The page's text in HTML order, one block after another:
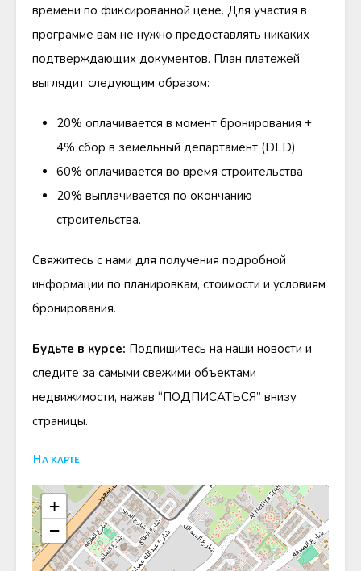
времени по фиксированной цене. Для участия в
программе вам не нужно предоставлять никаких
подтверждающих документов. План платежей
выглядит следующим образом:
20% оплачивается в момент бронирования +
4% сбор в земельный департамент (DLD)
60% оплачивается во время строительства
20% выплачивается по окончанию
строительства.
Свяжитесь с нами для получения подробной
информации по планировкам, стоимости и условиям
бронирования.
Будьте в курсе: Подпишитесь на наши новости и
следите за самыми свежими объектами
недвижимости, нажав “ПОДПИСАТЬСЯ” внизу
страницы.
На карте
+
−